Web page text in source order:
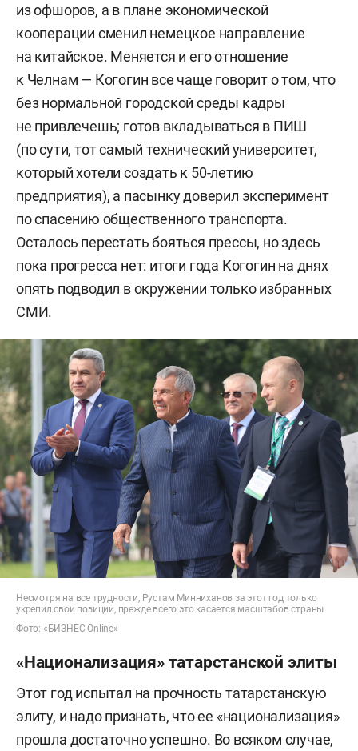
из офшоров, а в плане экономической
кооперации сменил немецкое направление
на китайское. Меняется и его отношение
к Челнам — Когогин все чаще говорит о том, что
без нормальной городской среды кадры
не привлечешь; готов вкладываться в ПИШ
(по сути, тот самый технический университет,
который хотели создать к 50-летию
предприятия), а пасынку доверил эксперимент
по спасению общественного транспорта.
Осталось перестать бояться прессы, но здесь
пока прогресса нет: итоги года Когогин на днях
опять подводил в окружении только избранных
СМИ.
Несмотря на все трудности, Рустам Минниханов за этот год только
укрепил свои позиции, прежде всего это касается масштабов страны
Фото: «БИЗНЕС Online»
«Национализация» татарстанской элиты
Этот год испытал на прочность татарстанскую
элиту, и надо признать, что ее «национализация»
прошла достаточно успешно. Во всяком случае,